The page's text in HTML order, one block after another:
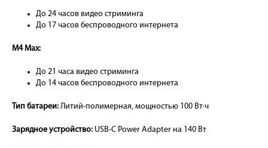
До 24 часов видео стриминга
До 17 часов беспроводного интернета
M4 Max:
До 21 часа видео стриминга
До 14 часов беспроводного интернета
Тип батареи: Литий-полимерная, мощностью 100 Вт·ч
Зарядное устройство: USB-C Power Adapter на 140 Вт